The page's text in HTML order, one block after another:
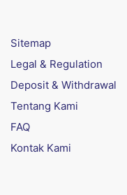
Sitemap
Legal & Regulation
Deposit & Withdrawal
Tentang Kami
FAQ
Kontak Kami